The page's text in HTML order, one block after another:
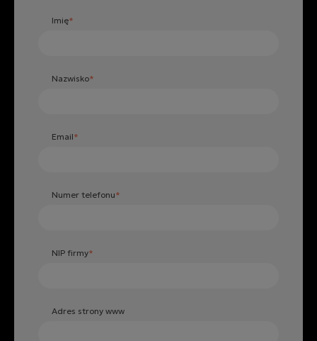
Imię*
Nazwisko*
Email*
Numer telefonu*
NIP firmy*
Adres strony www